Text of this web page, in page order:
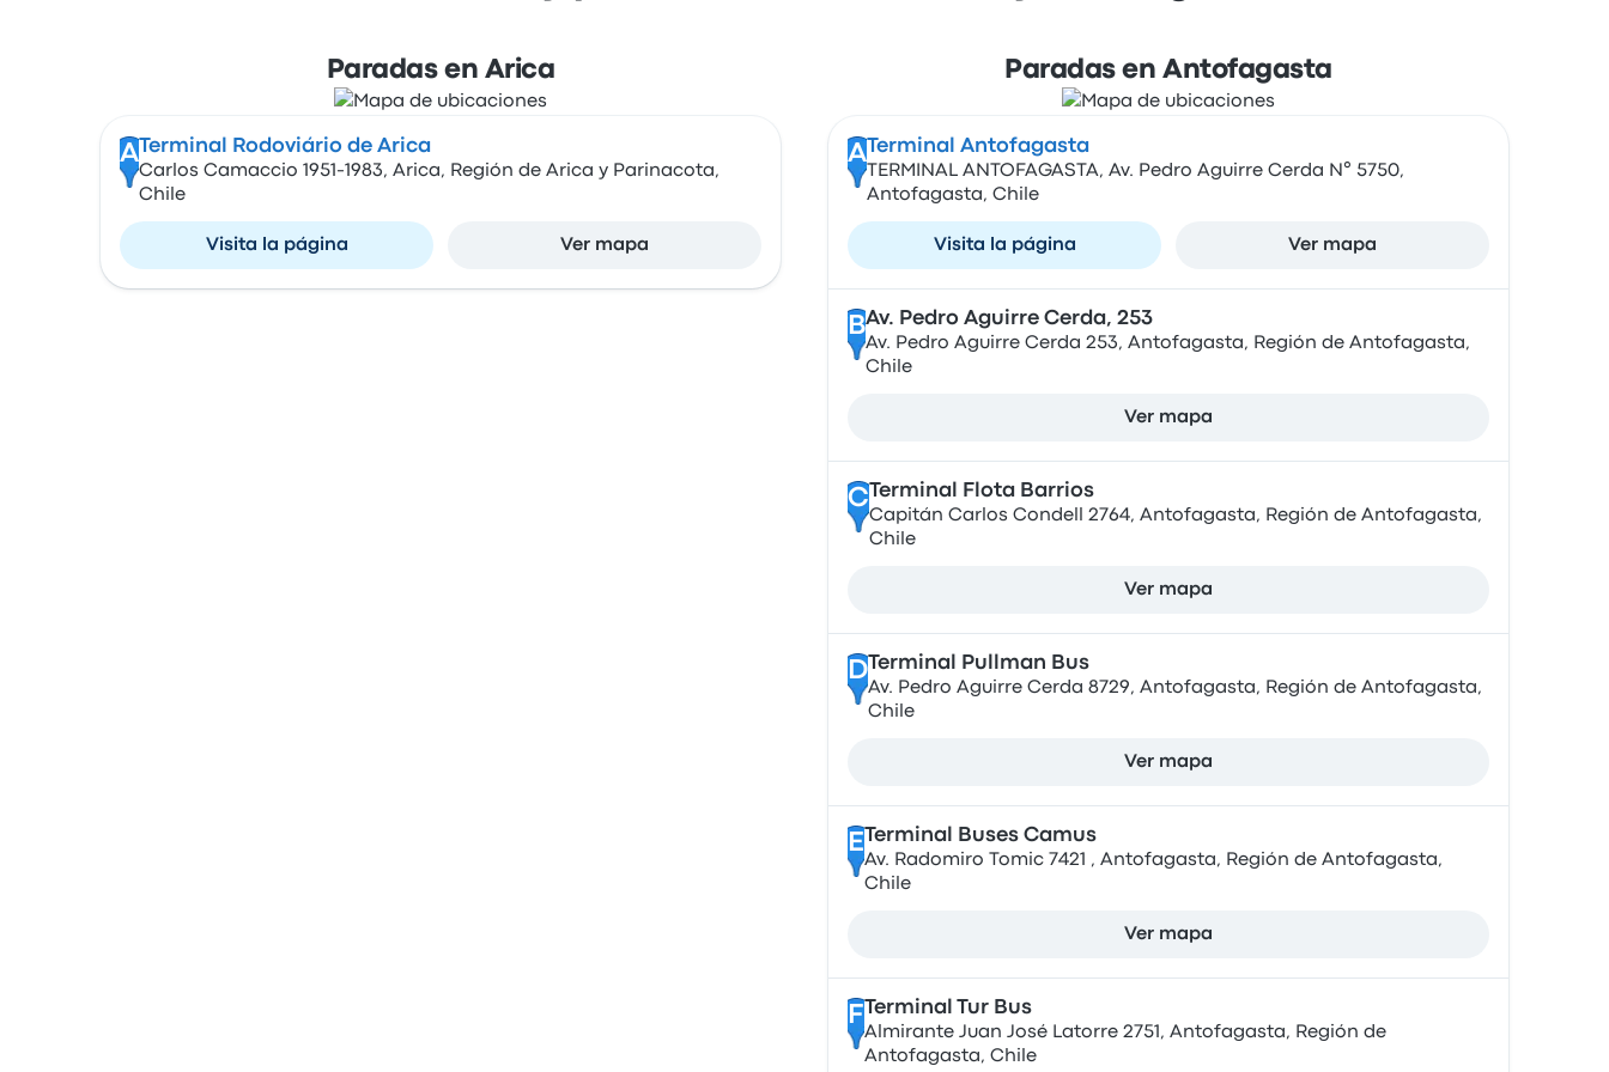
Paradas en Arica
A Terminal Rodoviário de Arica
Carlos Camaccio 1951-1983, Arica, Región de Arica y Parinacota,
Chile
Visita la página Ver mapa
Paradas en Antofagasta
A Terminal Antofagasta
TERMINAL ANTOFAGASTA, Av. Pedro Aguirre Cerda N° 5750,
Antofagasta, Chile
Visita la página Ver mapa
BAv. Pedro Aguirre Cerda, 253
Av. Pedro Aguirre Cerda 253, Antofagasta, Región de Antofagasta,
Chile
Ver mapa
CTerminal Flota Barrios
Capitán Carlos Condell 2764, Antofagasta, Región de Antofagasta,
Chile
Ver mapa
DTerminal Pullman Bus
Av. Pedro Aguirre Cerda 8729, Antofagasta, Región de Antofagasta,
Chile
Ver mapa
E Terminal Buses Camus
Av. Radomiro Tomic 7421 , Antofagasta, Región de Antofagasta,
Chile
Ver mapa
F Terminal Tur Bus
Almirante Juan José Latorre 2751, Antofagasta, Región de
Antofagasta, Chile